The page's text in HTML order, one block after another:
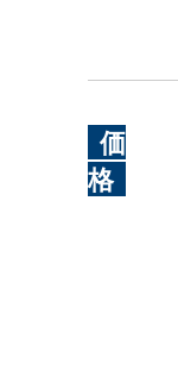
価
格